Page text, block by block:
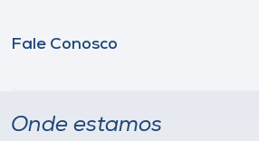
Fale Conosco
Onde estamos